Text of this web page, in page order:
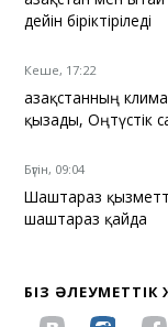
дейін біріктіріледі
Кеше, 17:22
Қазақстанның
қызады, Оңтүстік
Бүгін, 09:04
Шаштараз
шаштараз қайда
БІЗ ӘЛЕУМЕТТІК